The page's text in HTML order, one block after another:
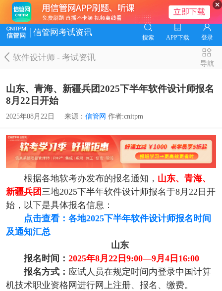
信管网考试资讯
搜索 APP下载 登录
软件设计师-考试资讯
导航
山东、青海、新疆兵团2025下半年软件设计师报名
8月22日开始
2025年08月22日 来源： 信管网 作者:cnitpm
根据各地软考办发布的报名通知， 山东、青海、
新疆兵团三地2025下半年软件设计师报名于8月22日开
始，以下是具体报名信息：
点击查看：各地2025下半年软件设计师报名时间
及通知汇总
山东
报名时间： 2025年8月22日9:00—9月4日16:00
报名方式： 应试人员在规定时间内登录中国计算
机技术职业资格网进行网上注册、报名、缴费。